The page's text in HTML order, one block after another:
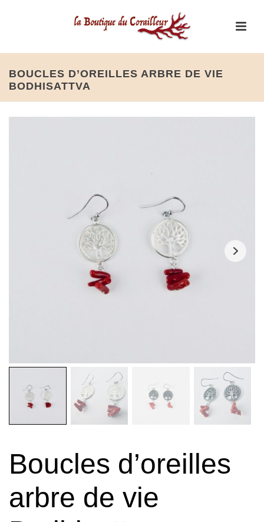
BOUCLES D’OREILLES ARBRE DE VIE
BODHISATTVA
Boucles d’oreilles
arbre de vie